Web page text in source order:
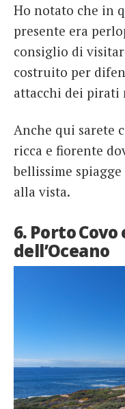
Ho notato che in
presente era
consiglio di
costruito per
attacchi dei pirati
Anche qui sarete
ricca e fiorente
bellissime
alla vista.
6. Porto
dell’Oceano